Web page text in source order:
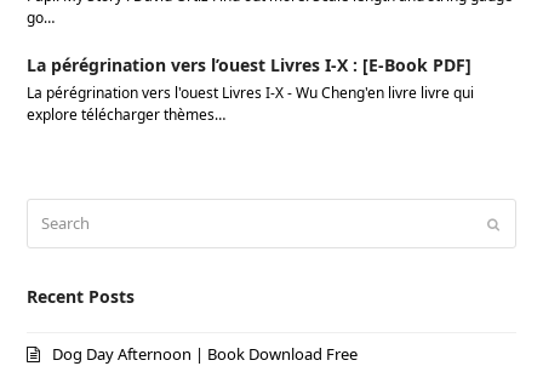
go…
La pérégrination vers l’ouest Livres I-X : [E-Book PDF]
La pérégrination vers l'ouest Livres I-X - Wu Cheng'en livre livre qui
explore télécharger thèmes…
Recent Posts
Dog Day Afternoon | Book Download Free